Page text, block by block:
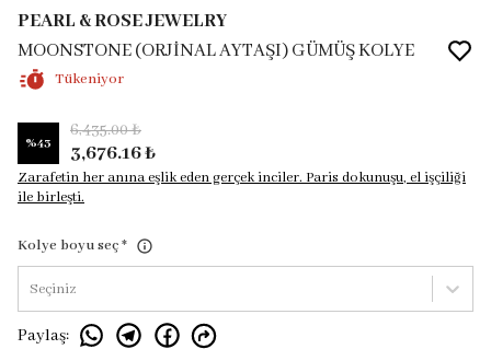
PEARL & ROSE JEWELRY
MOONSTONE (ORJİNAL AYTAŞI) GÜMÜŞ KOLYE
Tükeniyor
%43
6,435.00 ₺
3,676.16 ₺
Zarafetin her anına eşlik eden gerçek inciler. Paris dokunuşu, el işçiliği
ile birleşti.
Kolye boyu seç*
Seçiniz
Paylaş: